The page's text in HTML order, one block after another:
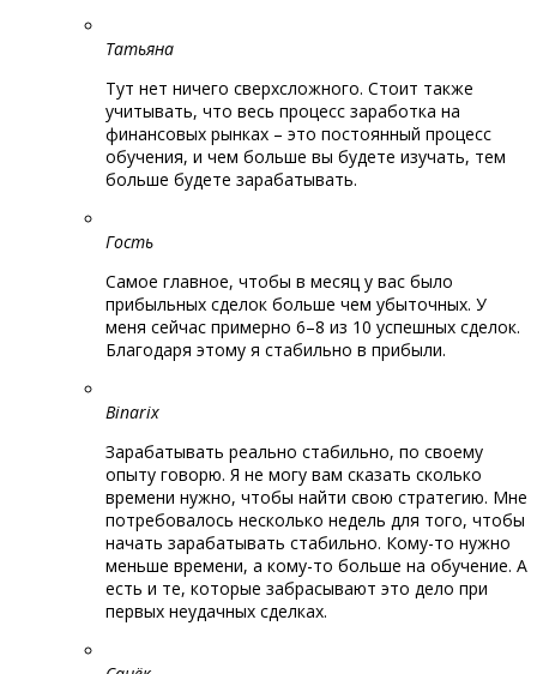
Татьяна
Тут нет ничего сверхсложного. Стоит также
учитывать, что весь процесс заработка на
финансовых рынках – это постоянный процесс
обучения, и чем больше вы будете изучать, тем
больше будете зарабатывать.
Гость
Самое главное, чтобы в месяц у вас было
прибыльных сделок больше чем убыточных. У
меня сейчас примерно 6–8 из 10 успешных сделок.
Благодаря этому я стабильно в прибыли.
Binarix
Зарабатывать реально стабильно, по своему
опыту говорю. Я не могу вам сказать сколько
времени нужно, чтобы найти свою стратегию. Мне
потребовалось несколько недель для того, чтобы
начать зарабатывать стабильно. Кому-то нужно
меньше времени, а кому-то больше на обучение. А
есть и те, которые забрасывают это дело при
первых неудачных сделках.